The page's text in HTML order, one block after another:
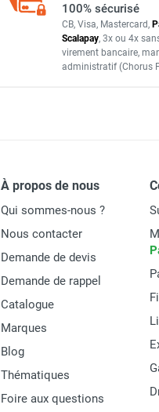
100% sécurisé
CB, Visa, Mastercard,
Scalapay, 3x ou 4x
virement bancaire,
administratif (Chorus
À propos de nous
Qui sommes-nous ?
Nous contacter
Demande de devis
Demande de rappel
Catalogue
Marques
Blog
Thématiques
Foire aux questions